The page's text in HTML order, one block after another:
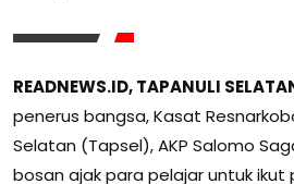
READNEWS.ID, TAPANULI
penerus bangsa, Kasat
Selatan (Tapsel), AKP Salomo
bosan ajak para pelajar untuk ikut